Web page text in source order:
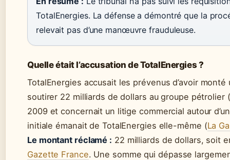
TotalEnergies. La défense a démontré que la
relevait pas d’une manœuvre frauduleuse.
Quelle était l’accusation de TotalEnergies ?
TotalEnergies accusait les prévenus d’avoir monté
soutirer 22 milliards de dollars au groupe pétrolier (
2009 et concernait un litige commercial autour
initiale émanait de TotalEnergies elle-même (La
Le montant réclamé : 22 milliards de dollars, soit
Gazette France. Une somme qui dépasse